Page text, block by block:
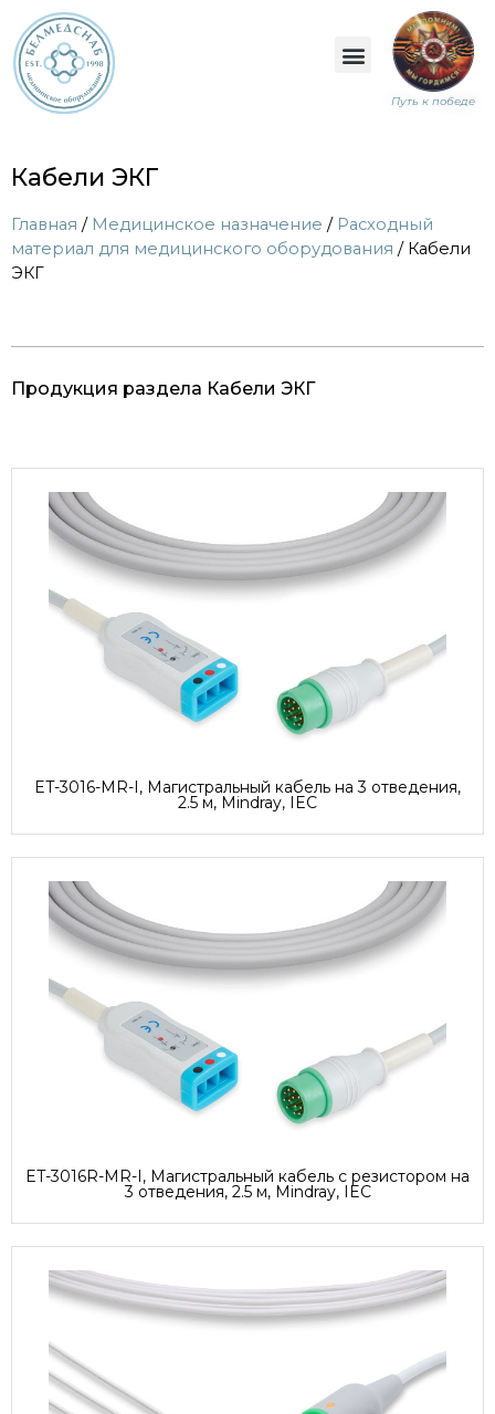
Путь к победе
Кабели ЭКГ
Главная / Медицинское назначение / Расходный
материал для медицинского оборудования / Кабели
ЭКГ
Продукция раздела Кабели ЭКГ
ET-3016-MR-I, Магистральный кабель на 3 отведения,
2.5 м, Mindray, IEC
ET-3016R-MR-I, Магистральный кабель с резистором на
3 отведения, 2.5 м, Mindray, IEC